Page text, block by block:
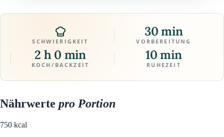
SCHWIERIGKEIT
30 min
VORBEREITUNG
2 h 0 min
KOCH/BACKZEIT
10 min
RUHEZEIT
Nährwerte pro Portion
750 kcal